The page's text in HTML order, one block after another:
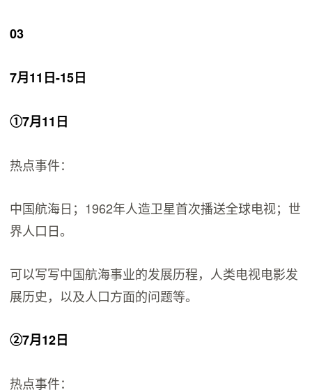
03
7月11日-15日
①7月11日
热点事件：
中国航海日；1962年人造卫星首次播送全球电视；世
界人口日。
可以写写中国航海事业的发展历程，人类电视电影发
展历史，以及人口方面的问题等。
②7月12日
热点事件：